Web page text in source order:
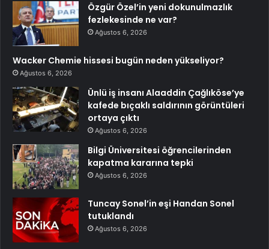
Özgür Özel’in yeni dokunulmazlık
fezlekesinde ne var?
Ağustos 6, 2026
Wacker Chemie hissesi bugün neden yükseliyor?
Ağustos 6, 2026
Ünlü iş insanı Alaaddin Çağlıköse’ye
kafede bıçaklı saldırının görüntüleri
ortaya çıktı
Ağustos 6, 2026
Bilgi Üniversitesi öğrencilerinden
kapatma kararına tepki
Ağustos 6, 2026
Tuncay Sonel’in eşi Handan Sonel
tutuklandı
Ağustos 6, 2026